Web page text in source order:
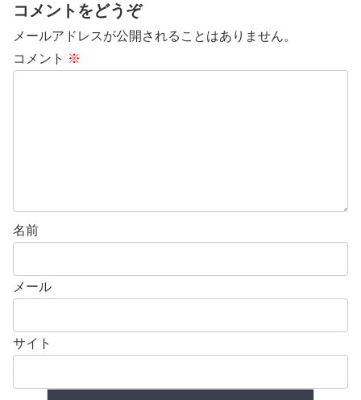
コメントをどうぞ
メールアドレスが公開されることはありません。
コメント ※
名前
メール
サイト